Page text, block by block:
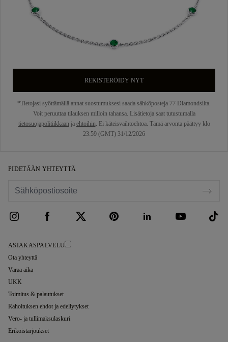
REKISTERÖIDY NYT
*Tietojasi syöttämällä annat suostumuksesi saada sähköposteja 77 Diamondsilta.
Voit peruuttaa tilauksen milloin tahansa. Lisätietoja saat tutustumalla
tietosuojapolitiikkaanja ehtoihin. Ei käteisvaihtoehtoa. Tämä arvonta päättyy klo
23:59 (GMT) 31/12/2026
PIDETÄÄN YHTEYTTÄ
ASIAKASPALVELU
Ota yhteyttä
Varaa aika
UKK
Toimitus & palautukset
Rahoituksen ehdot ja edellytykset
Vero- ja tullimaksulaskuri
Erikoistarjoukset